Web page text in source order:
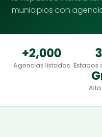
municipios con
+2,000
Agencias listadas Estados